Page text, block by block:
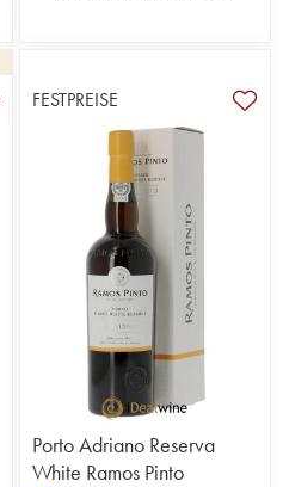
FESTPREISE
Porto Adriano Reserva
White Ramos Pinto